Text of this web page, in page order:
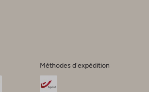
Méthodes d'expédition